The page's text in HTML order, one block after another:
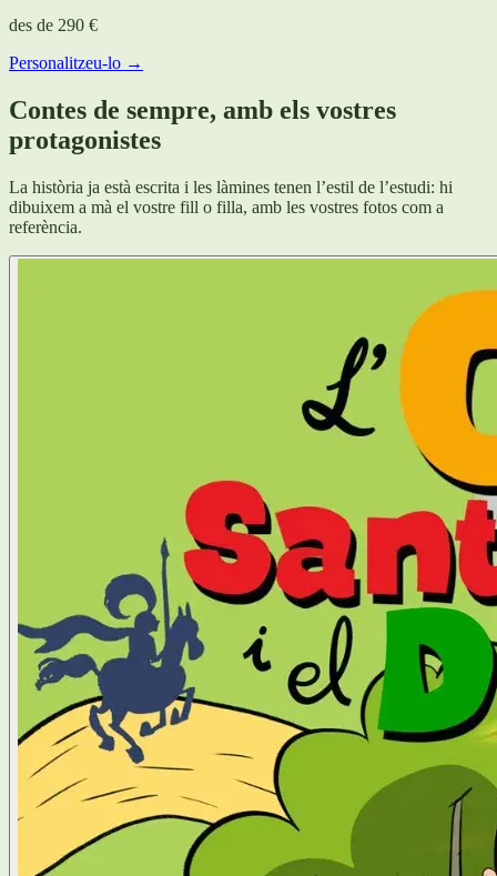
des de 290 €
Personalitzeu-lo →
Contes de sempre, amb els vostres
protagonistes
La història ja està escrita i les làmines tenen l’estil de l’estudi: hi
dibuixem a mà el vostre fill o filla, amb les vostres fotos com a
referència.